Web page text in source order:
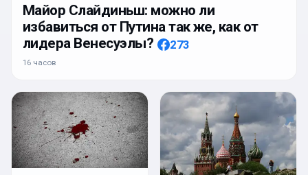
Майор Слайдиньш: можно ли
избавиться от Путина так же, как от
лидера Венесуэлы?
273
16 часов